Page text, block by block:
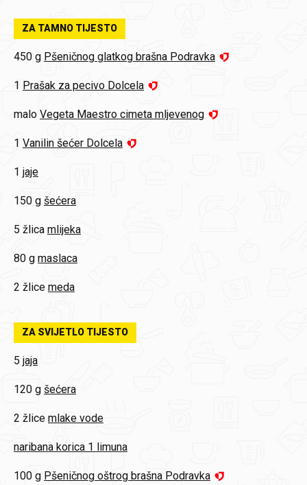
ZA TAMNO TIJESTO
450 g Pšeničnog glatkog brašna Podravka
1 Prašak za pecivo Dolcela
malo Vegeta Maestro cimeta mljevenog
1 Vanilin šećer Dolcela
1 jaje
150 g šećera
5 žlica mlijeka
80 g maslaca
2 žlice meda
ZA SVIJETLO TIJESTO
5 jaja
120 g šećera
2 žlice mlake vode
naribana korica 1 limuna
100 g Pšeničnog oštrog brašna Podravka